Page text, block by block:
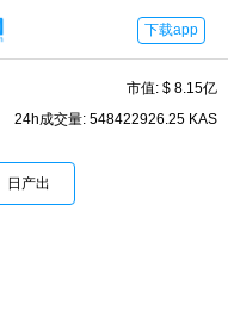
下载app
市值: $ 8.15亿
24h成交量: 548422926.25 KAS
日产出